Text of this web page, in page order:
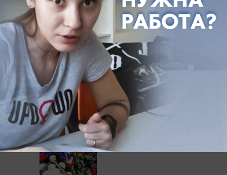
Ответить
Старый 2023.05.15 07:31
Ушли ребята в Рай к Небесной жизни,  побывав в
Аду в нацистской Украине чтоб освободить мир от
чёрной чумы.  Повторив подвиг своих прадедов.
Спите спокойно Войны освободители. Вечная Вам
память